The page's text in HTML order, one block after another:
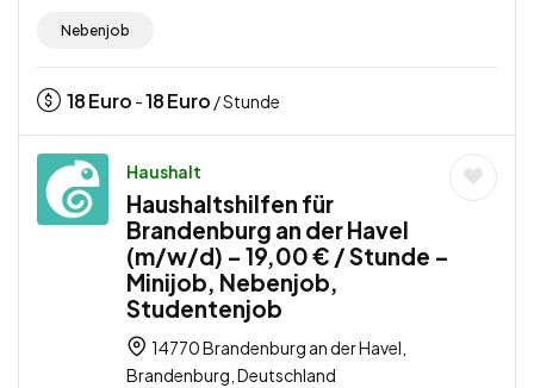
Nebenjob
18Euro -18Euro / Stunde
Haushalt
Haushaltshilfen für
Brandenburg an der Havel
(m/w/d) – 19,00 € / Stunde –
Minijob, Nebenjob,
Studentenjob
14770 Brandenburg an der Havel,
Brandenburg, Deutschland